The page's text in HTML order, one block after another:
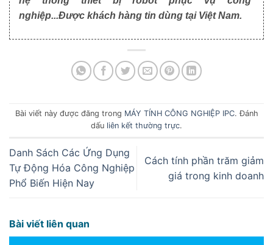
nghiệp...Được khách hàng tin dùng tại Việt Nam.
Bài viết này được đăng trong MÁY TÍNH CÔNG NGHIỆP IPC. Đánh
dấu liên kết thường trực.
Danh Sách Các Ứng Dụng
Tự Động Hóa Công Nghiệp
Phổ Biến Hiện Nay
Cách tính phần trăm giảm
giá trong kinh doanh
Bài viết liên quan